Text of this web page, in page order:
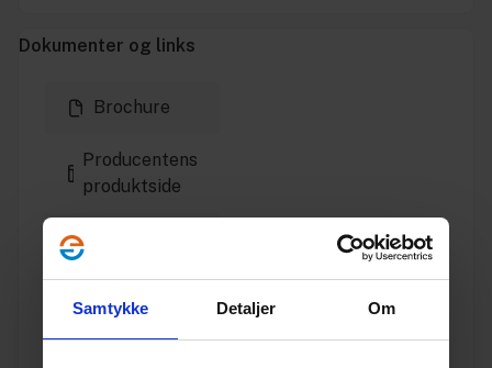
Samtykke Detaljer Om
Dokumenter og links
Brochure
Producentens
produktside
Installationsvejledning
Producentens